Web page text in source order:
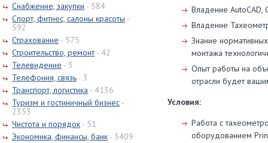
Снабжение, закупки - 584
Спорт, фитнес, салоны красоты -
592
Страхование - 575
Строительство, ремонт - 42
Телевидение - 3
Телефония, связь - 3
Транспорт, логистика - 4136
Туризм и гостиничный бизнес -
2353
Чистота и порядок - 51
Экономика, финансы, банк - 3409
Владение AutoCAD,
Владение
Знание
монтажа
Опыт работы на
отрасли будет
Условия:
Работа с
оборудованием